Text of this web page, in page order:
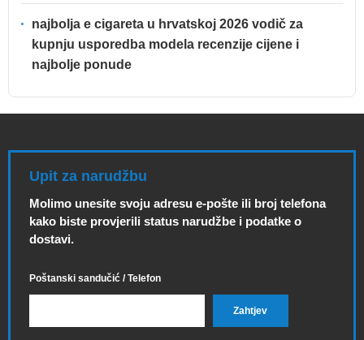
najbolja e cigareta u hrvatskoj 2026 vodič za
kupnju usporedba modela recenzije cijene i
najbolje ponude
Upit za narudžbu
Molimo unesite svoju adresu e-pošte ili broj telefona
kako biste provjerili status narudžbe i podatke o
dostavi.
Poštanski sandučić / Telefon